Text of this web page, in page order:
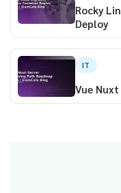
Rocky
Deploy
IT
Vue